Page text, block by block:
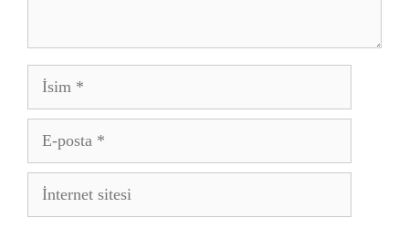
İsim
posta
İnternet